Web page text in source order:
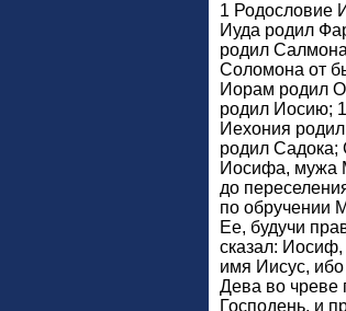
1 Родословие
Иуда родил
родил
Соломона от
Иорам родил
родил Иосию;
Иехония
родил Садока;
Иосифа, мужа
до
по обручении
Ее, будучи
сказал:
имя Иисус, ибо
Дева во чреве
Господень, и